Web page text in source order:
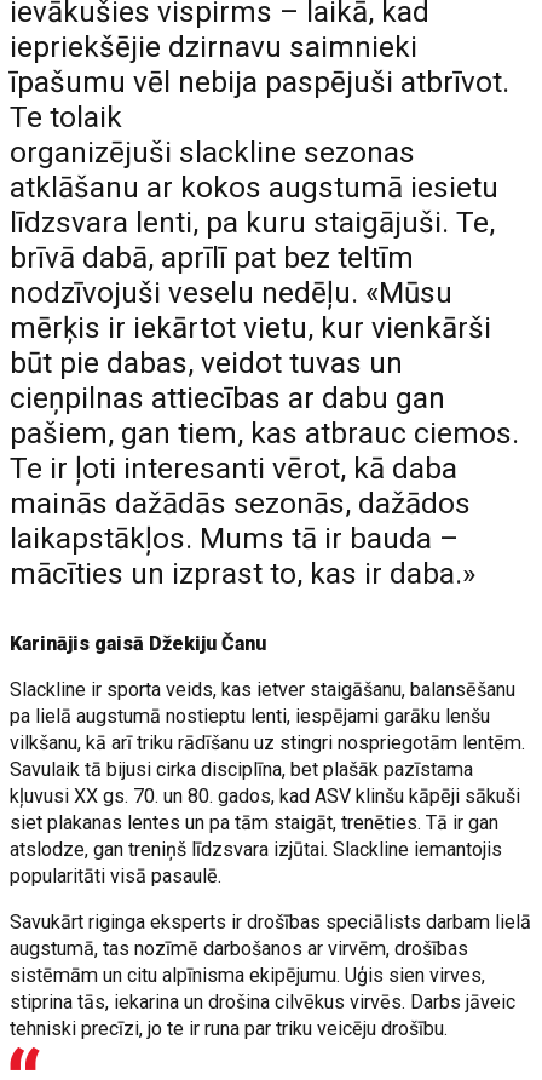
ievākušies vispirms – laikā, kad
iepriekšējie dzirnavu saimnieki
īpašumu vēl nebija paspējuši atbrīvot.
Te tolaik
organizējuši slackline sezonas
atklāšanu ar kokos augstumā iesietu
līdzsvara lenti, pa kuru staigājuši. Te,
brīvā dabā, aprīlī pat bez teltīm
nodzīvojuši veselu nedēļu. «Mūsu
mērķis ir iekārtot vietu, kur vienkārši
būt pie dabas, veidot tuvas un
cieņpilnas attiecības ar dabu gan
pašiem, gan tiem, kas atbrauc ciemos.
Te ir ļoti interesanti vērot, kā daba
mainās dažādās sezonās, dažādos
laikapstākļos. Mums tā ir bauda –
mācīties un izprast to, kas ir daba.»
Karinājis gaisā Džekiju Čanu
Slackline ir sporta veids, kas ietver staigāšanu, balansēšanu
pa lielā augstumā nostieptu lenti, iespējami garāku lenšu
vilkšanu, kā arī triku rādīšanu uz stingri nospriegotām lentēm.
Savulaik tā bijusi cirka disciplīna, bet plašāk pazīstama
kļuvusi XX gs. 70. un 80. gados, kad ASV klinšu kāpēji sākuši
siet plakanas lentes un pa tām staigāt, trenēties. Tā ir gan
atslodze, gan treniņš līdzsvara izjūtai. Slackline iemantojis
popularitāti visā pasaulē.
Savukārt riginga eksperts ir drošības speciālists darbam lielā
augstumā, tas nozīmē darbošanos ar virvēm, drošības
sistēmām un citu alpīnisma ekipējumu. Uģis sien virves,
stiprina tās, iekarina un drošina cilvēkus virvēs. Darbs jāveic
tehniski precīzi, jo te ir runa par triku veicēju drošību.